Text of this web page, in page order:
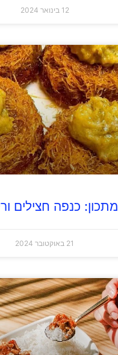
12 בינואר 2024
מתכון: כנפה חצילים
21 באוקטובר 2024